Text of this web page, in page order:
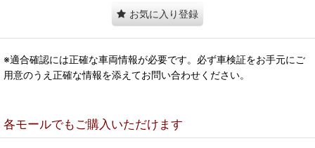
お気に入り登録
※適合確認には正確な車両情報が必要です。必ず車検証をお手元にご
用意のうえ正確な情報を添えてお問い合わせください。
各モールでもご購入いただけます